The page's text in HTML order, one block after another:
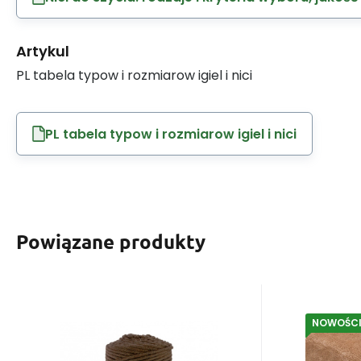
Artykul
PL tabela typow i rozmiarow igiel i nici
PL tabela typow i rozmiarow igiel i nici
Powiązane produkty
Sznurek bawełniany
3mm, 100m kolor
Dostaniesz1.00 punkt
34.50zł
Podana cena dotyczy 1
NOWOŚCI
Kod:
EAN:
W
Podana